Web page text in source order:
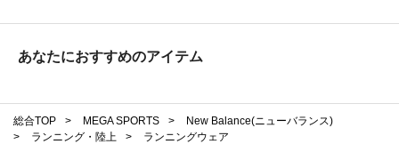
あなたにおすすめのアイテム
総合TOP > MEGA SPORTS >
New Balance(ニューバランス)
>
ランニング・陸上 >
ランニングウェア